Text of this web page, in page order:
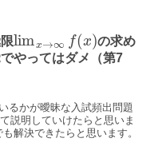
limx→∞ f(x)の求め
やってはダメ（第7
るかが曖昧な入試頻出問題
説明していけたらと思いま
解決できたらと思います。